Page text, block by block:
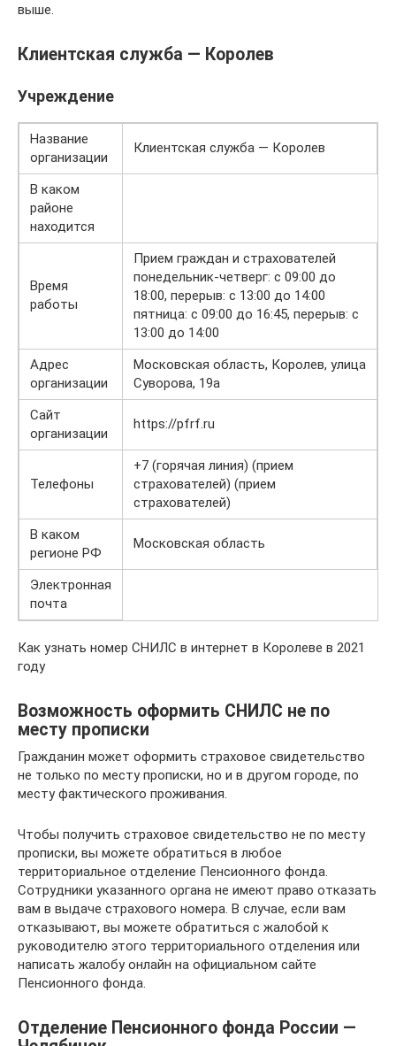
выше.
Клиентская служба — Королев
Учреждение
Название
организации
Клиентская служба — Королев
В каком
районе
находится
Время
работы
Прием граждан и страхователей
понедельник-четверг: с 09:00 до
18:00, перерыв: с 13:00 до 14:00
пятница: с 09:00 до 16:45, перерыв: с
13:00 до 14:00
Адрес
организации
Московская область, Королев, улица
Суворова, 19а
Сайт
организации
https://pfrf.ru
Телефоны
+7 (горячая линия) (прием
страхователей) (прием
страхователей)
В каком
регионе РФ
Московская область
Электронная
почта
Как узнать номер СНИЛС в интернет в Королеве в 2021
году
Возможность оформить СНИЛС не по
месту прописки
Гражданин может оформить страховое свидетельство
не только по месту прописки, но и в другом городе, по
месту фактического проживания.
Чтобы получить страховое свидетельство не по месту
прописки, вы можете обратиться в любое
территориальное отделение Пенсионного фонда.
Сотрудники указанного органа не имеют право отказать
вам в выдаче страхового номера. В случае, если вам
отказывают, вы можете обратиться с жалобой к
руководителю этого территориального отделения или
написать жалобу онлайн на официальном сайте
Пенсионного фонда.
Отделение Пенсионного фонда России —